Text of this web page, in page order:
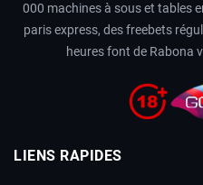
000 machines à sous et tables
paris express, des freebets
heures font de Rabona
LIENS RAPIDES